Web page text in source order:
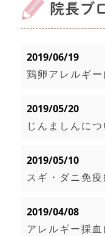
院長ブ
2019/06/19
鶏卵アレルギー
2019/05/20
じんましんにつ
2019/05/10
スギ・ダニ免
2019/04/08
アレルギー採血